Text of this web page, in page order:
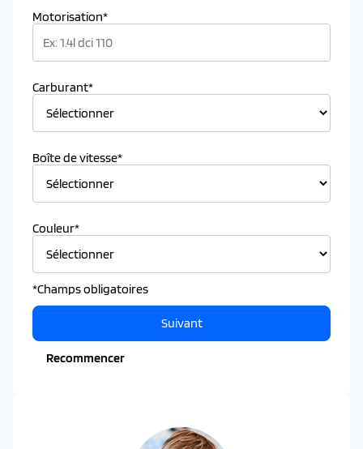
Motorisation*
Carburant*
Boîte de vitesse*
Couleur*
*Champs obligatoires
Recommencer
Suivant